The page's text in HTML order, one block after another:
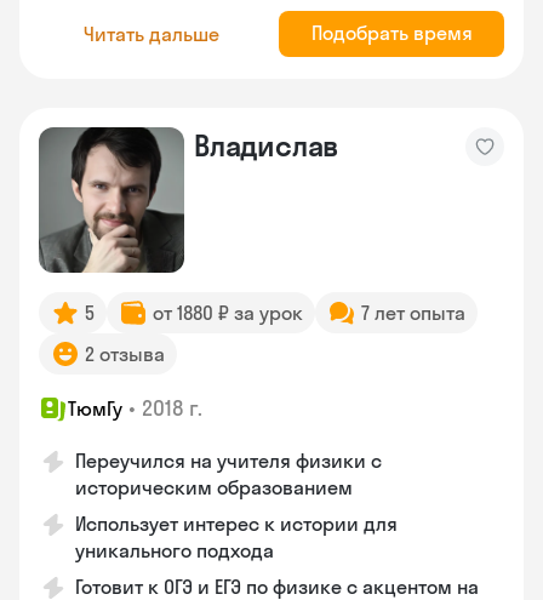
Читать дальше Подобрать время
Владислав
5 от 1880 ₽ за урок
7 лет опыта
2 отзыва
ТюмГу • 2018 г.
Переучился на учителя физики с
историческим образованием
Использует интерес к истории для
уникального подхода
Готовит к ОГЭ и ЕГЭ по физике с акцентом на